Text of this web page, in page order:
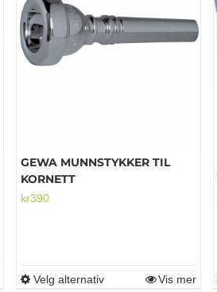
GEWA MUNNSTYKKER TIL
KORNETT
kr390
Velg alternativDette
Vis mer